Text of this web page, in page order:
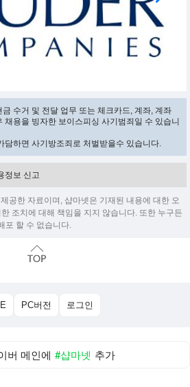
수거 및 전달 업무 또는 체크카드, 계좌, 계좌
채용을 빙자한 보이스피싱 사기범죄일 수 있습니
하면 사기방조죄로 처벌받을수 있습니다.
정보 신고
공한 자료이며, 샵마넷은 기재된 내용에 대한 오
조치에 대해 책임을 지지 않습니다. 또한 누구든
포 할 수 없습니다.
PC버전 로그인
버 메인에 #샵마넷 추가